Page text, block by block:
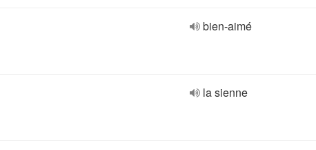
bien-aimé
la sienne